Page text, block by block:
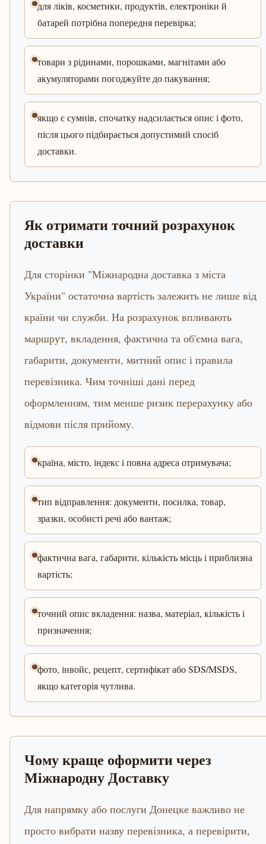
для ліків, косметики, продуктів, електроніки й
батарей потрібна попередня перевірка;
товари з рідинами, порошками, магнітами або
акумуляторами погоджуйте до пакування;
якщо є сумнів, спочатку надсилається опис і фото,
після цього підбирається допустимий спосіб
доставки.
Як отримати точний розрахунок
доставки
Для сторінки "Міжнародна доставка з міста
України" остаточна вартість залежить не лише від
країни чи служби. На розрахунок впливають
маршрут, вкладення, фактична та об'ємна вага,
габарити, документи, митний опис і правила
перевізника. Чим точніші дані перед
оформленням, тим менше ризик перерахунку або
відмови після прийому.
країна, місто, індекс і повна адреса отримувача;
тип відправлення: документи, посилка, товар,
зразки, особисті речі або вантаж;
фактична вага, габарити, кількість місць і приблизна
вартість;
точний опис вкладення: назва, матеріал, кількість і
призначення;
фото, інвойс, рецепт, сертифікат або SDS/MSDS,
якщо категорія чутлива.
Чому краще оформити через
Міжнародну Доставку
Для напрямку або послуги Донецке важливо не
просто вибрати назву перевізника, а перевірити,